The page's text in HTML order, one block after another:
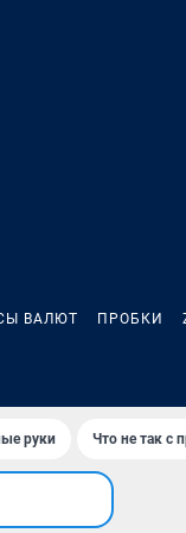
ВАЛЮТ ПРОБКИ
руки Что не так с